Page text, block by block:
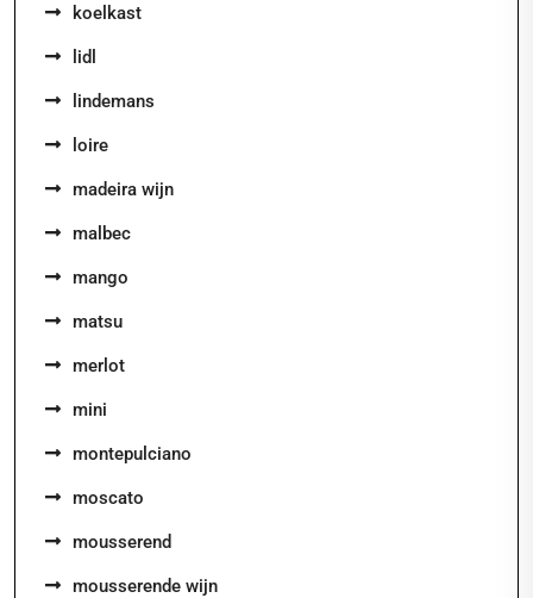
koelkast
lidl
lindemans
loire
madeira wijn
malbec
mango
matsu
merlot
mini
montepulciano
moscato
mousserend
mousserende wijn